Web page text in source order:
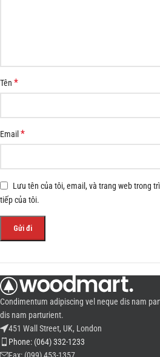
Tên *
Email*
Lưu tên của tôi, email, và trang web trong
tiếp của tôi.
Condimentum adipiscing vel neque dis nam
dis nam parturient.
451 Wall Street, UK, London
Phone: (064) 332-1233
Fax: (099) 453-1357